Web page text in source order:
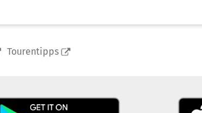
Tourentipps